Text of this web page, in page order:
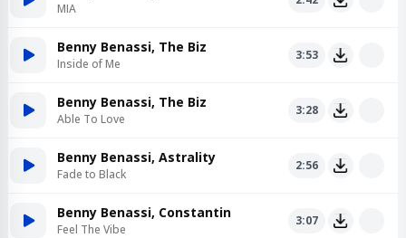
MIA
Benny Benassi, The Biz
Inside of Me
3:53
Benny Benassi, The Biz
Able To Love
3:28
Benny Benassi, Astrality
Fade to Black
2:56
Benny Benassi, Constantin
Feel The Vibe
3:07